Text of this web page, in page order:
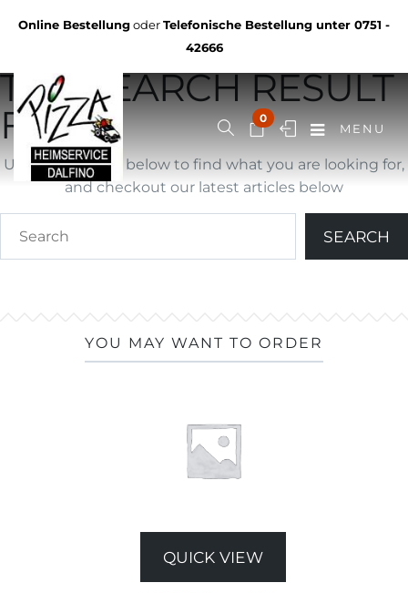
Online BestellungoderTelefonische Bestellung unter 0751 -
42666
0
MENU
YOU ARE BROWSING
THE SEARCH RESULT
FOR ""
Use search form below to find what you are looking for,
and checkout our latest articles below
YOU MAY WANT TO ORDER
QUICK VIEW